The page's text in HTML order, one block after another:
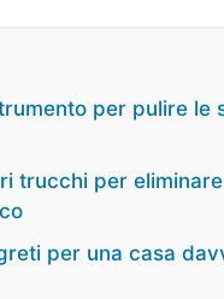
per pulire
trucchi per
per una casa